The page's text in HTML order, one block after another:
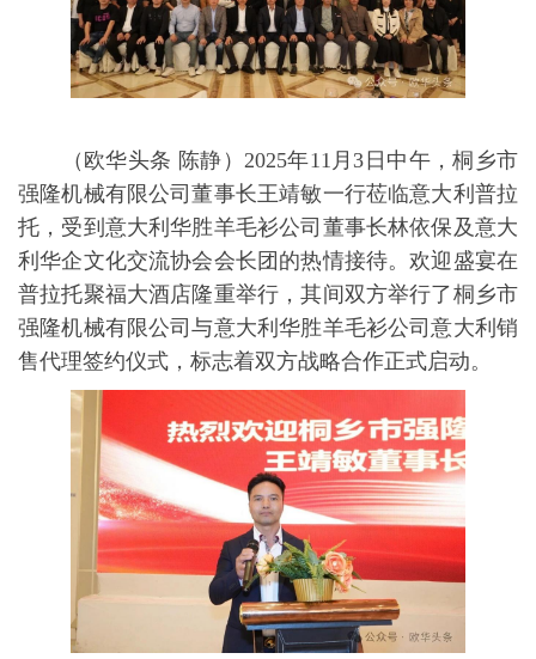
（欧华头条 陈静）2025年11月3日中午，桐乡市
强隆机械有限公司董事长王靖敏一行莅临意大利普拉
托，受到意大利华胜羊毛衫公司董事长林依保及意大
利华企文化交流协会会长团的热情接待。欢迎盛宴在
普拉托聚福大酒店隆重举行，其间双方举行了桐乡市
强隆机械有限公司与意大利华胜羊毛衫公司意大利销
售代理签约仪式，标志着双方战略合作正式启动。